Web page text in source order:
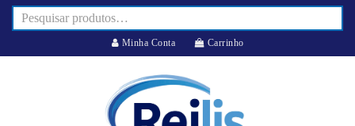
Minha Conta Carrinho